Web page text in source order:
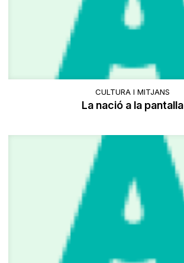
CULTURA I MITJANS
La nació a la pantalla